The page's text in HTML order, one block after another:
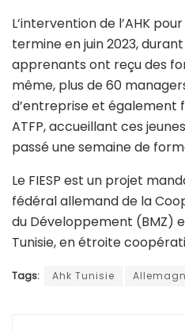
L’intervention de l’AHK
termine en juin 2023,
apprenants ont reçu des
même, plus de 60
d’entreprise et également
ATFP, accueillant ces
passé une semaine de
Le FIESP est un projet
fédéral allemand de la
du Développement (BMZ)
Tunisie, en étroite
Tags: Ahk Tunisie